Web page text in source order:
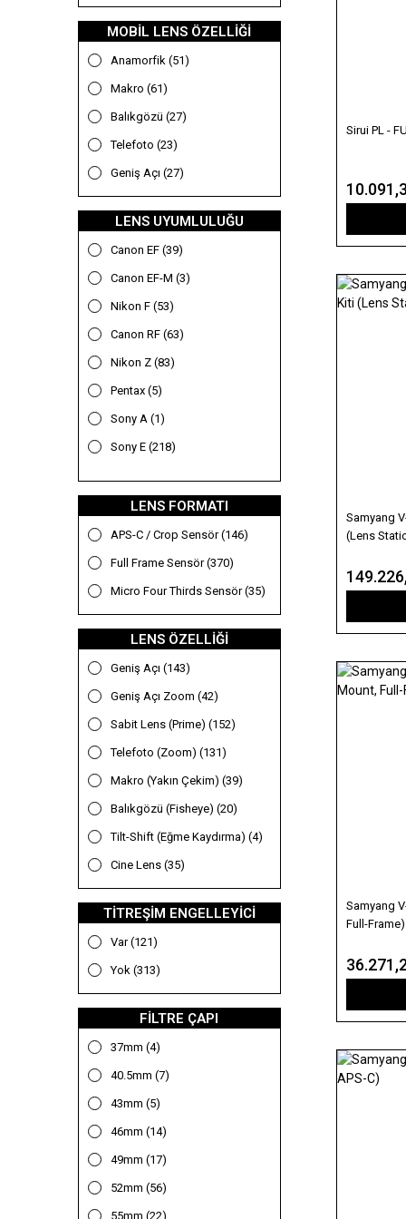
Nikon (187)
OEM (79)
Olympus (36)
Optech USA (6)
Pentax (21)
Pgytech (1)
PolarPro (7)
Samyang (82)
Sandmarc (203)
Sanger (23)
Sigma (72)
Sirui (91)
SmallRig (34)
Sony (68)
Swarovski (19)
Tamron (47)
Tenba (10)
Tilta (43)
Tokina (34)
TTartisan (51)
ULANZİ (24)
Vanguard (5)
Verbatim (10)
Viltrox (107)
Voigtlander (133)
Xeen (34)
13mm (3)
14mm (11)
15mm (19)
16mm (9)
17mm (4)
18mm (1)
20mm (14)
21mm (1)
23mm (10)
24mm (26)
25mm (6)
26mm (1)
27mm (4)
28mm (10)
30mm (5)
32mm (1)
33mm (12)
35mm (31)
40mm (4)
45mm (4)
50mm (33)
55mm (2)
56mm (17)
58mm (2)
60mm (2)
65mm (3)
75mm (8)
85mm (28)
90mm (4)
100mm (12)
105mm (6)
135mm (7)
500mm (3)
600mm (6)
800mm (4)
900 mm (2)
7-14mm (1)
8-15mm (3)
9-18mm (1)
10-17mm (2)
MOBIL LENS ÖZELLIĞI
Anamorfik (51)
Makro (61)
Balıkgözü (27)
Telefoto (23)
Geniş Açı (27)
LENS UYUMLULUĞU
Canon EF (39)
Canon EF-M (3)
Nikon F (53)
Canon RF (63)
Nikon Z (83)
Pentax (5)
Sony A (1)
Sony E (218)
Fujifilm GFX (1)
Fujifilm X (41)
Panasonic (2)
PL (3)
Leica M (3)
Canon RF-S (1)
Leica L (5)
Samsung NX (1)
LENS FORMATI
APS-C / Crop Sensör (146)
Full Frame Sensör (370)
Micro Four Thirds Sensör (35)
LENS ÖZELLIĞI
Geniş Açı (143)
Geniş Açı Zoom (42)
Sabit Lens (Prime) (152)
Telefoto (Zoom) (131)
Makro (Yakın Çekim) (39)
Balıkgözü (Fisheye) (20)
Tilt-Shift (Eğme Kaydırma) (4)
Cine Lens (35)
TITREŞIM ENGELLEYICI
Var (121)
Yok (313)
FILTRE ÇAPI
37mm (4)
40.5mm (7)
43mm (5)
46mm (14)
49mm (17)
52mm (56)
55mm (22)
Sirui PL -
Samyang
(Lens
Samyang
Full-Frame)